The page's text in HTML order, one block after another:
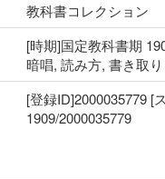
教科書コレクション
[時期]国定教科書期
暗唱, 読み方, 書き取
[登録ID]2000035779 [
1909/2000035779